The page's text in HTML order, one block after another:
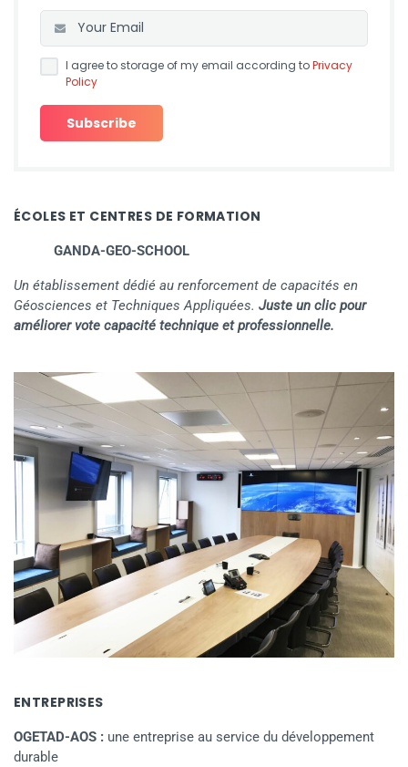
I agree to storage of my email according toPrivacy
Policy
ÉCOLES ET CENTRES DE FORMATION
GANDA-GEO-SCHOOL
Un établissement dédié au renforcement de capacités en
Géosciences et Techniques Appliquées. Juste un clic pour
améliorer vote capacité technique et professionnelle.
ENTREPRISES
OGETAD-AOS : une entreprise au service du développement
durable